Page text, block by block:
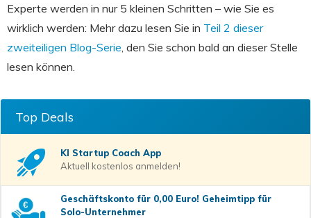
Experte werden in nur 5 kleinen Schritten – wie Sie es
wirklich werden: Mehr dazu lesen Sie in Teil 2 dieser
zweiteiligen Blog-Serie , den Sie schon bald an dieser Stelle
lesen können.
Top Deals
KI Startup Coach App
Aktuell kostenlos anmelden!
Geschäftskonto für 0,00 Euro! Geheimtipp für
Solo-Unternehmer